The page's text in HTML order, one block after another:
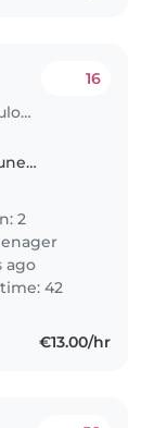
Babysitting job in Boulogne-Billancourt
16
2
ago
42
€13.00/hr